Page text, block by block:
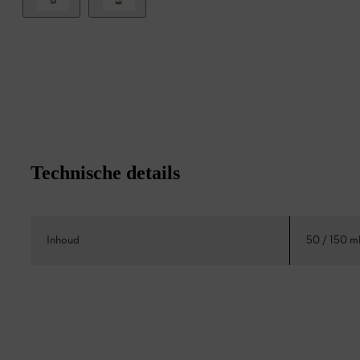
Technische details
Inhoud 50 / 150 ml